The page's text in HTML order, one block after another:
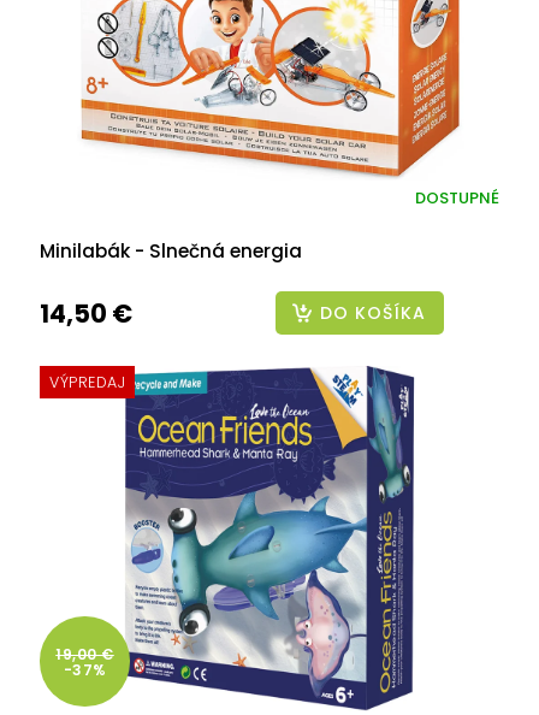
Minilabák - Slnečná energia
DOSTUPNÉ
14,50 € DO KOŠÍKA
VÝPREDAJ
19,00 €
-37%